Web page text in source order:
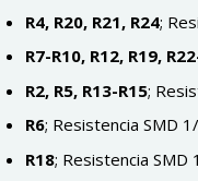
R4, R20, R21, R24;
R7-R10, R12, R19,
R2, R5, R13-R15;
R6; Resistencia SMD
R18; Resistencia SMD